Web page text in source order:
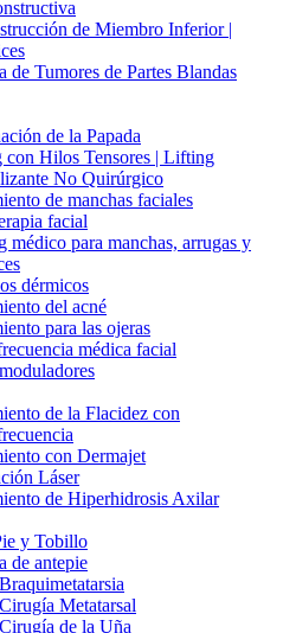
de Miembro Inferior |
de Tumores de Partes Blandas
de la Papada
Hilos Tensores | Lifting
No Quirúrgico
de manchas faciales
facial
médico para manchas, arrugas y
dérmicos
del acné
para las ojeras
médica facial
de la Flacidez con
con Dermajet
Láser
de Hiperhidrosis Axilar
y Tobillo
de antepie
Braquimetatarsia
Cirugía Metatarsal
Cirugía de la Uña